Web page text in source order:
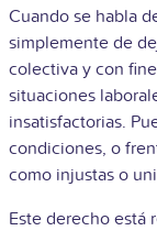
Cuando se habla
simplemente de
colectiva y con
situaciones
insatisfactorias.
condiciones, o
como injustas o
Este derecho está